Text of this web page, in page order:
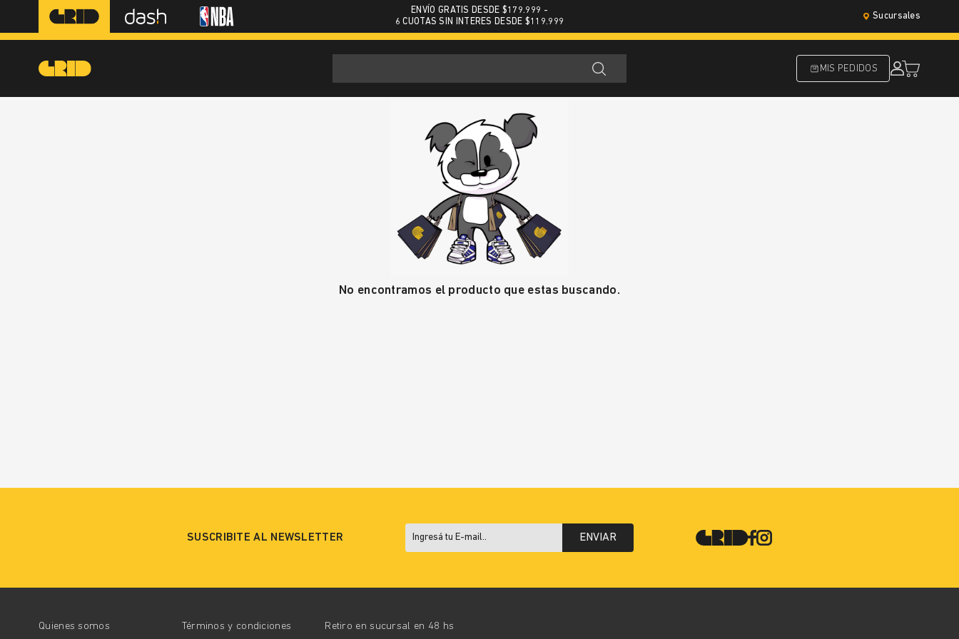
ENVÍO GRATIS DESDE $179.999 -
6 CUOTAS SIN INTERES DESDE $119.999
Sucursales
MIS PEDIDOS
No encontramos el producto que estas buscando.
SUSCRIBITE AL NEWSLETTER ENVIAR
Quienes somos Términos y condiciones Retiro en sucursal en 48 hs